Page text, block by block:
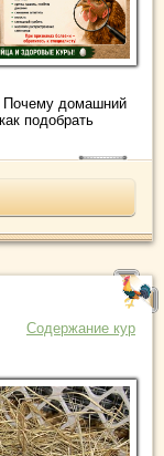
Почему домашний
подобрать
Содержание кур